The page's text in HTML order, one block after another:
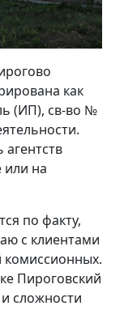
как
(ИП), св-во №
или на
по факту,
с клиентами
комиссионных.
Пироговский
сложности